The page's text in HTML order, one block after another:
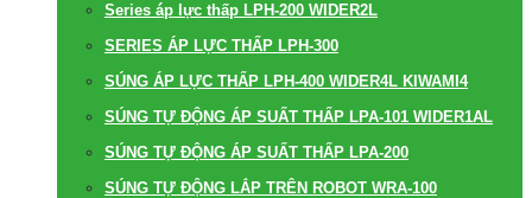
Series áp lực thấp LPH-200 WIDER2L
SERIES ÁP LỰC THẤP LPH-300
SÚNG ÁP LỰC THẤP LPH-400 WIDER4L KIWAMI4
SÚNG TỰ ĐỘNG ÁP SUẤT THẤP LPA-101 WIDER1AL
SÚNG TỰ ĐỘNG ÁP SUẤT THẤP LPA-200
SÚNG TỰ ĐỘNG LẮP TRÊN ROBOT WRA-100